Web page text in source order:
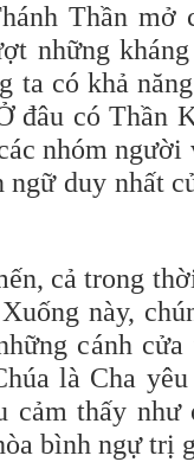
Thần
những
ta có khả
đâu có Thần
nhóm
ngữ duy nhất
cả trong
này,
cánh
là Cha
cảm thấy
bình ngự trị